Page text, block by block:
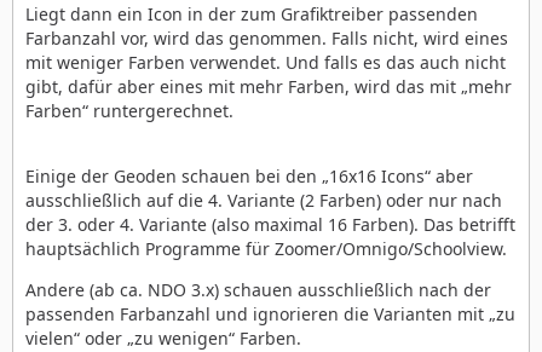
Liegt dann ein Icon in der zum Grafiktreiber passenden
Farbanzahl vor, wird das genommen. Falls nicht, wird eines
mit weniger Farben verwendet. Und falls es das auch nicht
gibt, dafür aber eines mit mehr Farben, wird das mit „mehr
Farben“ runtergerechnet.
Einige der Geoden schauen bei den „16x16 Icons“ aber
ausschließlich auf die 4. Variante (2 Farben) oder nur nach
der 3. oder 4. Variante (also maximal 16 Farben). Das betrifft
hauptsächlich Programme für Zoomer/Omnigo/Schoolview.
Andere (ab ca. NDO 3.x) schauen ausschließlich nach der
passenden Farbanzahl und ignorieren die Varianten mit „zu
vielen“ oder „zu wenigen“ Farben.